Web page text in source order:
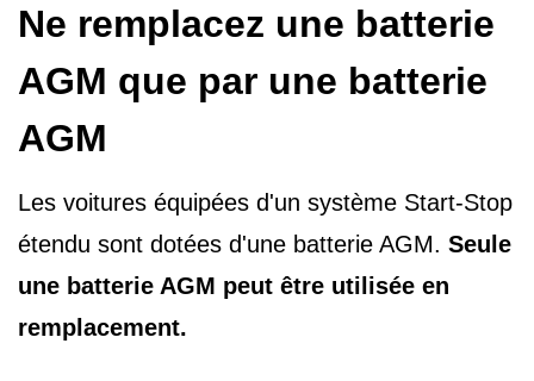
Ne remplacez une batterie
AGM que par une batterie
AGM
Les voitures équipées d'un système Start-Stop
étendu sont dotées d'une batterie AGM. Seule
une batterie AGM peut être utilisée en
remplacement.